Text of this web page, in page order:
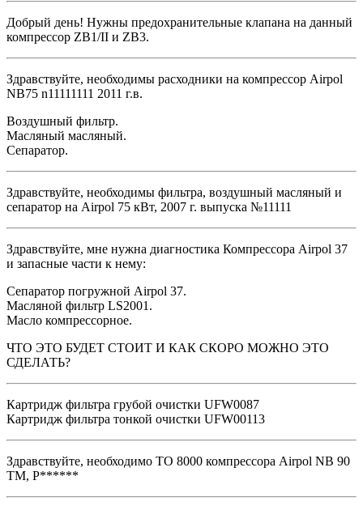
Добрый день! Нужны предохранительные клапана на данный
компрессор ZB1/II и ZB3.
Здравствуйте, необходимы расходники на компрессор Airpol
NB75 n11111111 2011 г.в.
Воздушный фильтр.
Масляный масляный.
Сепаратор.
Здравствуйте, необходимы фильтра, воздушный масляный и
сепаратор на Airpol 75 кВт, 2007 г. выпуска №11111
Здравствуйте, мне нужна диагностика Компрессора Airpol 37
и запасные части к нему:
Сепаратор погружной Airpol 37.
Масляной фильтр LS2001.
Масло компрессорное.
ЧТО ЭТО БУДЕТ СТОИТ И КАК СКОРО МОЖНО ЭТО
СДЕЛАТЬ?
Картридж фильтра грубой очистки UFW0087
Картридж фильтра тонкой очистки UFW00113
Здравствуйте, необходимо ТО 8000 компрессора Airpol NB 90
TM, Р******